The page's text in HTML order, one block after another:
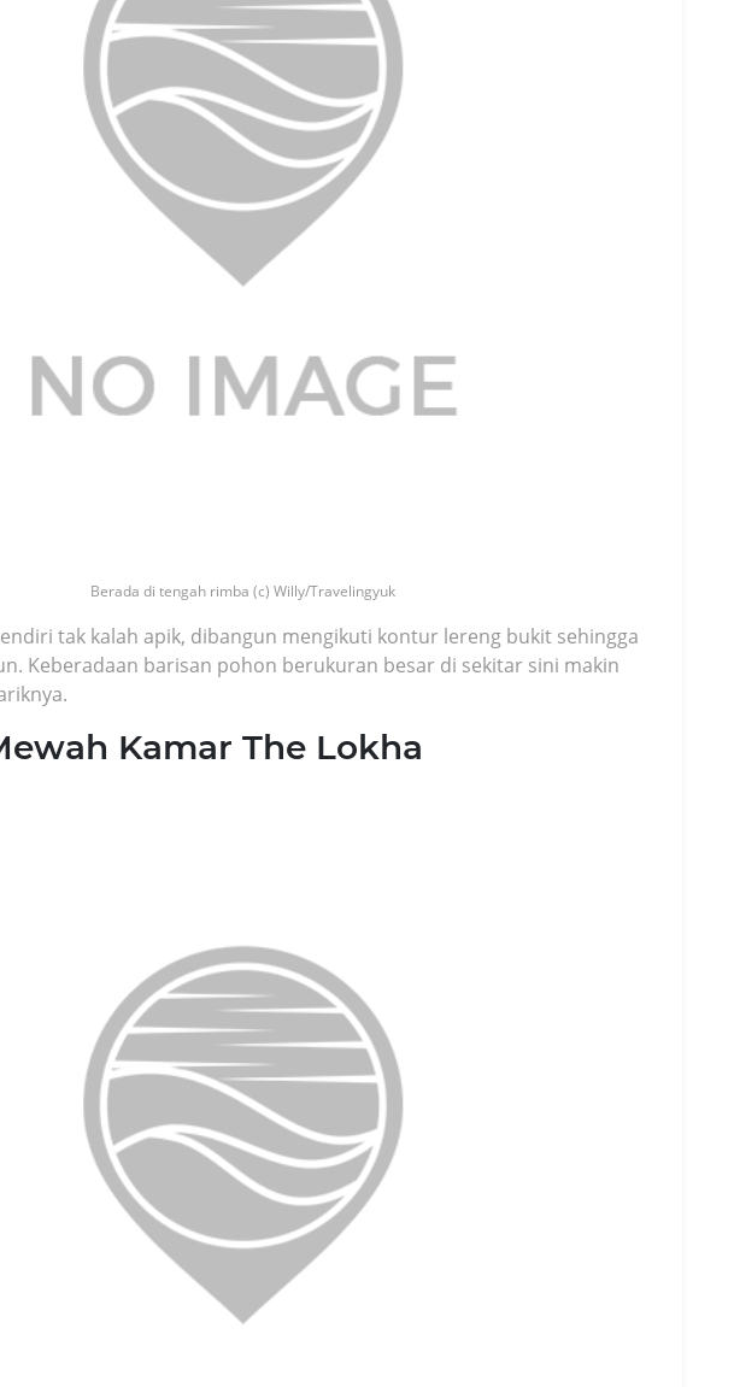
Berada di tengah rimba (c) Willy/Travelingyuk
tak kalah apik, dibangun mengikuti kontur lereng bukit sehingga
Keberadaan barisan pohon berukuran besar di sekitar sini makin
Kamar The Lokha